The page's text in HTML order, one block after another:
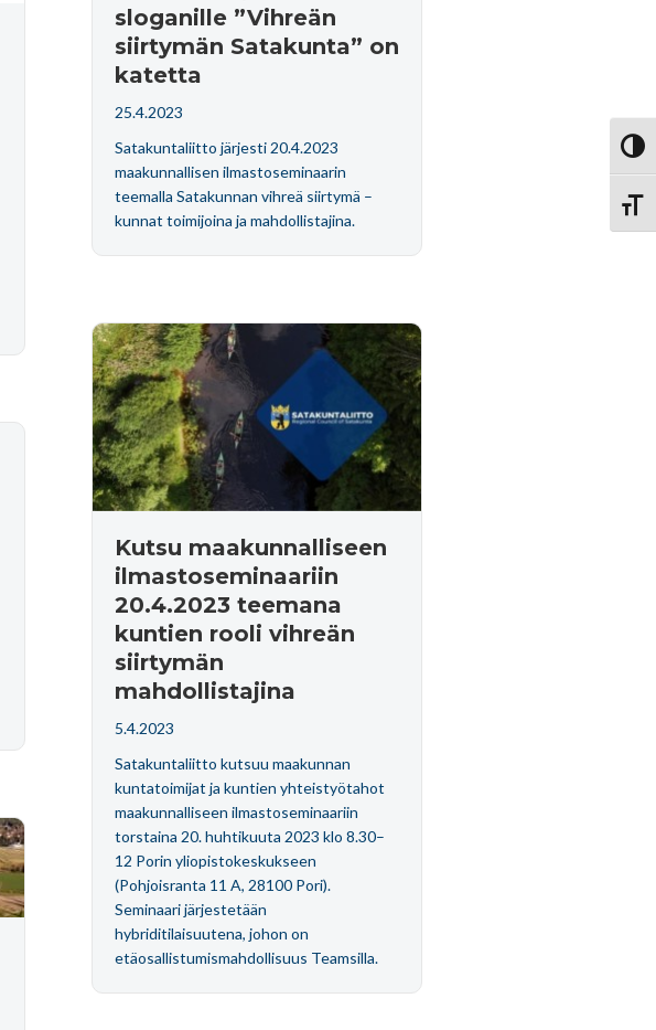
sloganille ”Vihreän
siirtymän Satakunta” on
katetta
25.4.2023
Satakuntaliitto järjesti 20.4.2023
maakunnallisen ilmastoseminaarin
teemalla Satakunnan vihreä siirtymä –
kunnat toimijoina ja mahdollistajina.
Kutsu maakunnalliseen
ilmastoseminaariin
20.4.2023 teemana
kuntien rooli vihreän
siirtymän
mahdollistajina
5.4.2023
Satakuntaliitto kutsuu maakunnan
kuntatoimijat ja kuntien yhteistyötahot
maakunnalliseen ilmastoseminaariin
torstaina 20. huhtikuuta 2023 klo 8.30–
12 Porin yliopistokeskukseen
(Pohjoisranta 11 A, 28100 Pori).
Seminaari järjestetään
hybriditilaisuutena, johon on
etäosallistumismahdollisuus Teamsilla.